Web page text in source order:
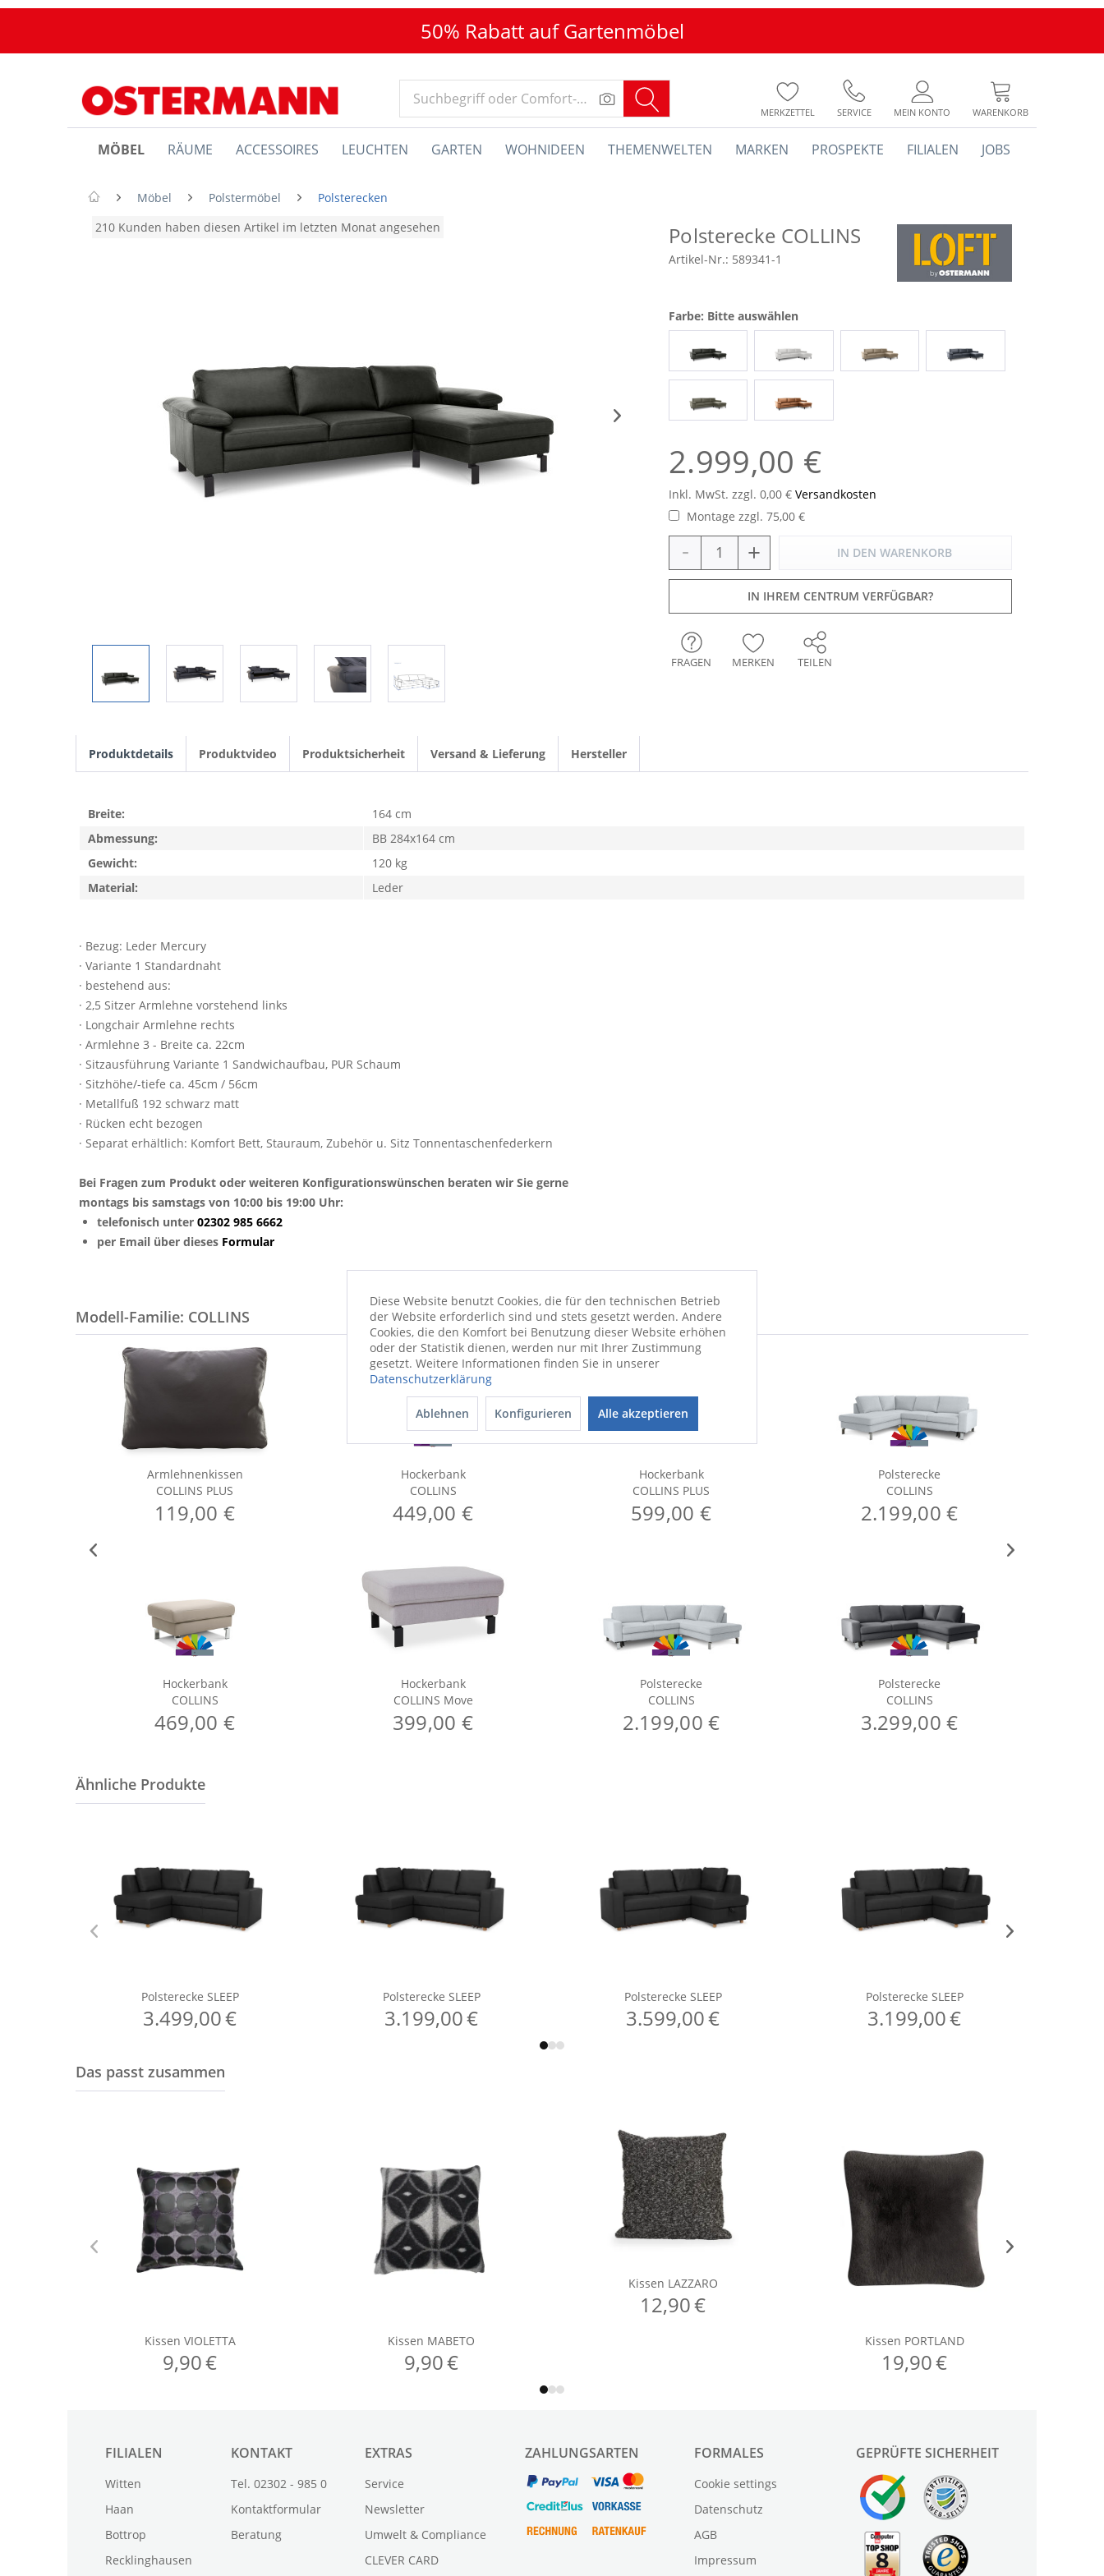
50% Rabatt auf Gartenmöbel
MERKZETTEL SERVICE MEIN KONTO WARENKORB
MÖBEL RÄUME ACCESSOIRES LEUCHTEN GARTEN WOHNIDEEN THEMENWELTEN MARKEN PROSPEKTE FILIALEN JOBS
Möbel Polstermöbel
Polsterecken
210 Kunden haben diesen Artikel im letzten Monat angesehen
Polsterecke COLLINS
Artikel-Nr.: 589341-1
2.999,00 €
Inkl. MwSt. zzgl. 0,00 € Versandkosten
Montage zzgl. 75,00 €
Farbe: Bitte auswählen
- + IN DEN WARENKORB
IN IHREM CENTRUM VERFÜGBAR?
FRAGEN MERKEN TEILEN
Produktdetails Produktvideo Produktsicherheit Versand & Lieferung Hersteller
· Bezug: Leder Mercury
· Variante 1 Standardnaht
· bestehend aus:
· 2,5 Sitzer Armlehne vorstehend links
· Longchair Armlehne rechts
· Armlehne 3 - Breite ca. 22cm
· Sitzausführung Variante 1 Sandwichaufbau, PUR Schaum
· Sitzhöhe/-tiefe ca. 45cm / 56cm
· Metallfuß 192 schwarz matt
· Rücken echt bezogen
· Separat erhältlich: Komfort Bett, Stauraum, Zubehör u. Sitz Tonnentaschenfederkern
Bei Fragen zum Produkt oder weiteren Konfigurationswünschen beraten wir Sie gerne
montags bis samstags von 10:00 bis 19:00 Uhr:
telefonisch unter 02302 985 6662
per Email über dieses Formular
Breite:
164 cm
Abmessung:
BB 284x164 cm
Gewicht:
120 kg
Material:
Leder
Modell-Familie: COLLINS
Armlehnenkissen
COLLINS PLUS
119,00 €
Hockerbank
COLLINS
469,00 €
Hockerbank
COLLINS
449,00 €
Hockerbank
COLLINS Move
399,00 €
Hockerbank
COLLINS PLUS
599,00 €
Polsterecke
COLLINS
2.199,00 €
Polsterecke
COLLINS
2.199,00 €
Polsterecke
COLLINS
3.299,00 €
FILIALEN
Witten
Haan
Bottrop
Recklinghausen
KONTAKT
Tel. 02302 - 985 0
Kontaktformular
Beratung
EXTRAS
Service
Newsletter
Umwelt & Compliance
CLEVER CARD
ZAHLUNGSARTEN FORMALES
Cookie settings
Datenschutz
AGB
Impressum
GEPRÜFTE SICHERHEIT
Diese Website benutzt Cookies, die für den technischen Betrieb
der Website erforderlich sind und stets gesetzt werden. Andere
Cookies, die den Komfort bei Benutzung dieser Website erhöhen
oder der Statistik dienen, werden nur mit Ihrer Zustimmung
gesetzt. Weitere Informationen finden Sie in unserer
Datenschutzerklärung
Ablehnen Konfigurieren Alle akzeptieren